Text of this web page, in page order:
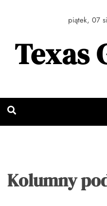
piątek, 07
Texas
Kolumny